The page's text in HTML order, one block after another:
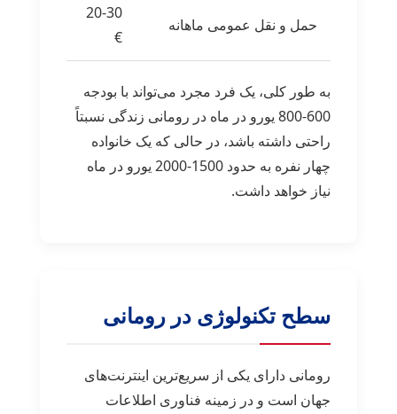
حمل و نقل عمومی ماهانه
20-30
€
به طور کلی، یک فرد مجرد می‌تواند با بودجه
600-800 یورو در ماه در رومانی زندگی نسبتاً
راحتی داشته باشد، در حالی که یک خانواده
چهار نفره به حدود 1500-2000 یورو در ماه
نیاز خواهد داشت.
سطح تکنولوژی در رومانی
رومانی دارای یکی از سریع‌ترین اینترنت‌های
جهان است و در زمینه فناوری اطلاعات